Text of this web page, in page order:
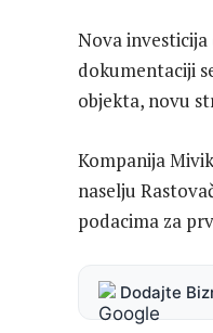
Nova investicija
dokumentaciji
objekta, novu
Kompanija
naselju
podacima za
Dodajte